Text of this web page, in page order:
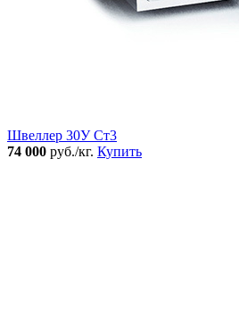
Швеллер 30У Ст3
74 000 руб./кг. Купить